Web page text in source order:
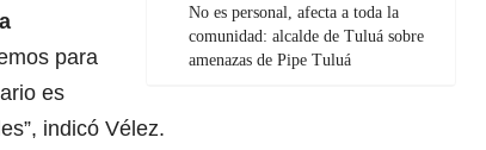
No es personal, afecta a toda la
comunidad: alcalde de Tuluá sobre
amenazas de Pipe Tuluá
para
es
indicó Vélez.